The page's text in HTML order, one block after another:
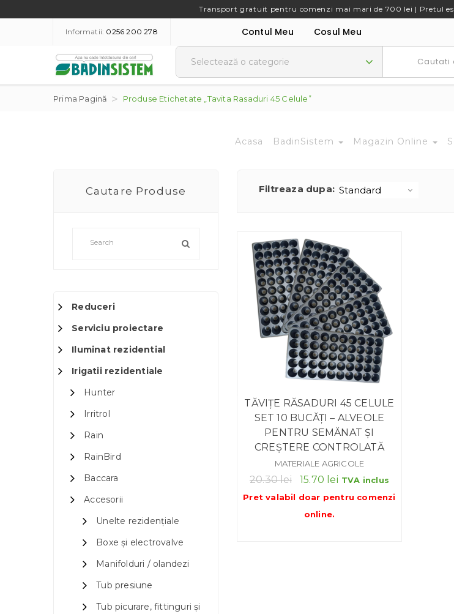
Transport gratuit pentru comenzi mai mari de 700 lei | Pretul
Informatii: 0256 200 278 Contul Meu Cosul Meu
Prima Pagină Produse Etichetate „tavita Rasaduri 45 Celule”
Acasa BadinSistem Magazin Online
Cautare Produse
Reduceri
Serviciu proiectare
Iluminat rezidential
Irigatii rezidentiale
Hunter
Irritrol
Rain
RainBird
Baccara
Accesorii
Unelte rezidențiale
Boxe și electrovalve
Manifolduri / olandezi
Tub presiune
Tub picurare, fittinguri și
Filtreaza dupa:
TĂVIȚE RĂSADURI 45 CELULE
SET 10 BUCĂȚI – ALVEOLE
PENTRU SEMĂNAT ȘI
CREȘTERE CONTROLATĂ
MATERIALE AGRICOLE
20.30lei
Prețul
inițial
a
15.70 leiPrețul
curent
TVA inclus
Pret valabil doar pentru comenzi
online.